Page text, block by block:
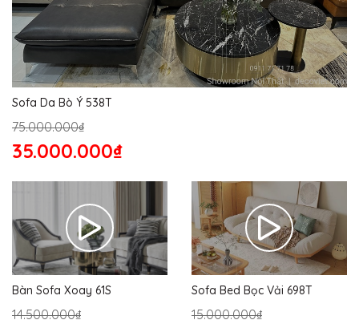
Sofa Da Bò Ý 538T
75.000.000₫
35.000.000₫
Bàn Sofa Xoay 61S
14.500.000₫
Sofa Bed Bọc Vải 698T
15.000.000₫